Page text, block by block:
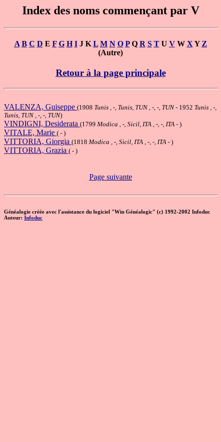
Index des noms commençant par V
A B C D E F G H IJ K L M N O PQ R S TU VW X Y Z
(Autre)
Retour à la page principale
VALENZA, Guiseppe (1908 Tunis , -, Tunis, TUN , -, -, TUN - 1952 Tunis , -,
Tunis, TUN , -, -, TUN)
VINDIGNI, Desiderata (1799 Modica , -, Sicil, ITA , -, -, ITA - )
VITALE, Marie ( - )
VITTORIA, Giorgia (1818 Modica , -, Sicil, ITA , -, -, ITA - )
VITTORIA, Grazia ( - )
Page suivante
Généalogie créée avec l'assistance du logiciel "Win Généalogic" (c) 1992-2002 Infoduc
Auteur: Infoduc